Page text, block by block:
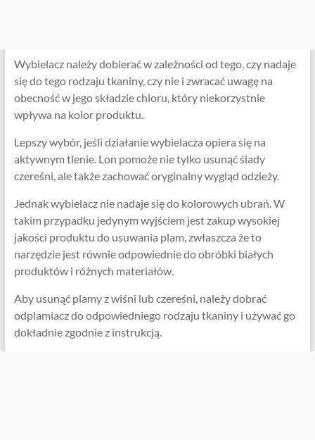
Wybielacz należy dobierać w zależności od tego, czy nadaje
się do tego rodzaju tkaniny, czy nie i zwracać uwagę na
obecność w jego składzie chloru, który niekorzystnie
wpływa na kolor produktu.
Lepszy wybór, jeśli działanie wybielacza opiera się na
aktywnym tlenie. Lon pomoże nie tylko usunąć ślady
czereśni, ale także zachować oryginalny wygląd odzieży.
Jednak wybielacz nie nadaje się do kolorowych ubrań. W
takim przypadku jedynym wyjściem jest zakup wysokiej
jakości produktu do usuwania plam, zwłaszcza że to
narzędzie jest równie odpowiednie do obróbki białych
produktów i różnych materiałów.
Aby usunąć plamy z wiśni lub czereśni, należy dobrać
odplamiacz do odpowiedniego rodzaju tkaniny i używać go
dokładnie zgodnie z instrukcją.